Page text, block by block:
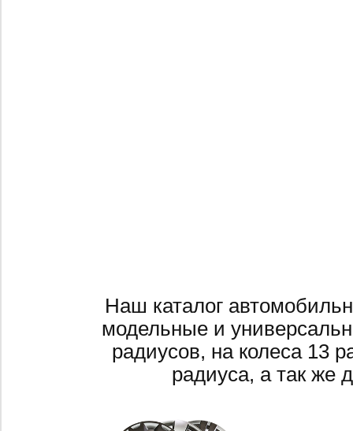
Наш каталог
модельные и
радиусов, на колеса 13
радиуса, а так же